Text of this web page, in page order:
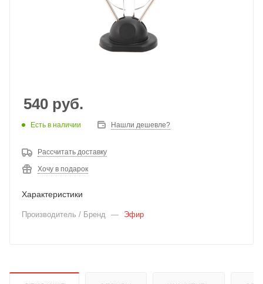
540 руб.
Есть в наличии Нашли дешевле?
Рассчитать доставку
Хочу в подарок
Характеристики
Производитель / Бренд — Эфир